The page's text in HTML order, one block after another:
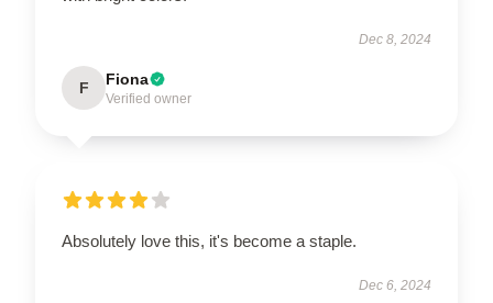
Dec 8, 2024
F Fiona
Verified owner
Absolutely love this, it's become a staple.
Dec 6, 2024